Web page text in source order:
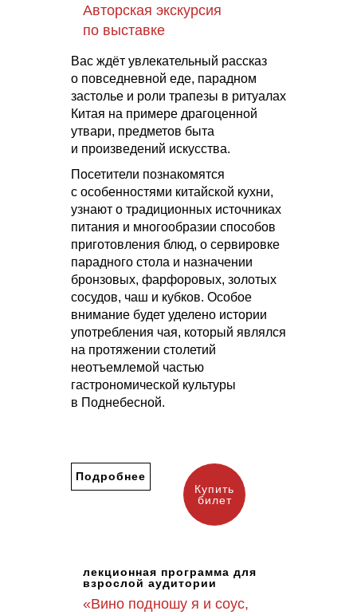
Вас ждёт увлекательный рассказ
о повседневной еде, парадном
застолье и роли трапезы в ритуалах
Китая на примере драгоценной
утвари, предметов быта
и произведений искусства.
Посетители познакомятся
с особенностями китайской кухни,
узнают о традиционных источниках
питания и многообразии способов
приготовления блюд, о сервировке
парадного стола и назначении
бронзовых, фарфоровых, золотых
сосудов, чаш и кубков. Особое
внимание будет уделено истории
употребления чая, который являлся
на протяжении столетий
неотъемлемой частью
гастрономической культуры
в Поднебесной.
Авторская экскурсия
по выставке
Подробнее
Купить
билет
лекционная программа для
взрослой аудитории
«Вино подношу я и соус,